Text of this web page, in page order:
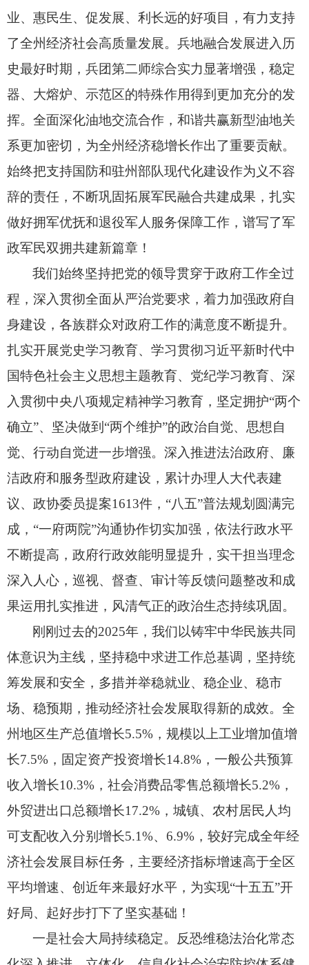
业、 惠民生、 促发展、 利长远的好项目， 有力支持
了全州经济社会高质量发展。 兵地融合发展进入历
史最好时期， 兵团第二师综合实力显著增强， 稳定
器、 大熔炉、 示范区的特殊作用得到更加充分的发
挥。 全面深化油地交流合作， 和谐共赢新型油地关
系更加密切， 为全州经济稳增长作出了重要贡献。
始终把支持国防和驻州部队现代化建设作为义不容
辞的责任， 不断巩固拓展军民融合共建成果， 扎实
做好拥军优抚和退役军人服务保障工作， 谱写了军
政军民双拥共建新篇章！
我们始终坚持把党的领导贯穿于政府工作全过
程， 深入贯彻全面从严治党要求， 着力加强政府自
身建设， 各族群众对政府工作的满意度不断提升。
扎实开展党史学习教育、 学习贯彻习近平新时代中
国特色社会主义思想主题教育、 党纪学习教育、 深
入贯彻中央八项规定精神学习教育， 坚定拥护“两个
确立”、 坚决做到“两个维护”的政治自觉、 思想自
觉、 行动自觉进一步增强。 深入推进法治政府、 廉
洁政府和服务型政府建设， 累计办理人大代表建
议、 政协委员提案1613件， “八五”普法规划圆满完
成， “一府两院”沟通协作切实加强， 依法行政水平
不断提高， 政府行政效能明显提升， 实干担当理念
深入人心， 巡视、 督查、 审计等反馈问题整改和成
果运用扎实推进， 风清气正的政治生态持续巩固。
刚刚过去的2025年，我们以铸牢中华民族共同
体意识为主线， 坚持稳中求进工作总基调， 坚持统
筹发展和安全， 多措并举稳就业、 稳企业、 稳市
场、 稳预期， 推动经济社会发展取得新的成效。 全
州地区生产总值增长5.5%， 规模以上工业增加值增
长7.5%， 固定资产投资增长14.8%， 一般公共预算
收入增长10.3%， 社会消费品零售总额增长5.2%，
外贸进出口总额增长17.2%， 城镇、 农村居民人均
可支配收入分别增长5.1%、 6.9%， 较好完成全年经
济社会发展目标任务， 主要经济指标增速高于全区
平均增速、 创近年来最好水平， 为实现“十五五”开
好局、 起好步打下了坚实基础！
一是社会大局持续稳定。 反恐维稳法治化常态